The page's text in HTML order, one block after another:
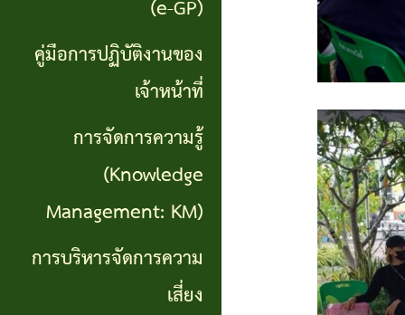
ท่อง
เที่ยว
การ
ดำเนิน
การ
เพื่อ
(e-GP)
คู่มือการปฏิบัติงานของ
เจ้าหน้าที่
การจัดการความรู้
(Knowledge
Management: KM)
การบริหารจัดการความ
เสี่ยง